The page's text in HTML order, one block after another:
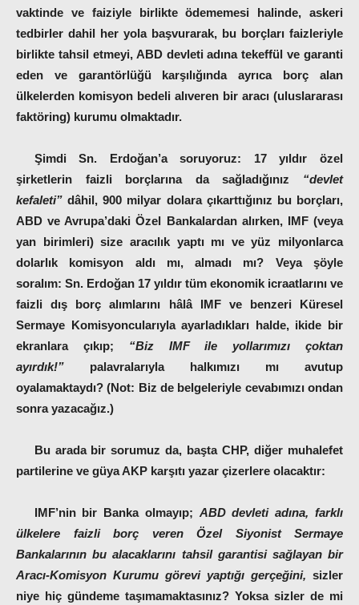
vaktinde ve faiziyle birlikte ödememesi halinde, askeri
tedbirler dahil her yola başvurarak, bu borçları faizleriyle
birlikte tahsil etmeyi, ABD devleti adına tekeffül ve garanti
eden ve garantörlüğü karşılığında ayrıca borç alan
ülkelerden komisyon bedeli alıveren bir aracı (uluslararası
faktöring) kurumu olmaktadır.
Şimdi Sn. Erdoğan’a soruyoruz: 17 yıldır özel
şirketlerin faizli borçlarına da sağladığınız “devlet
kefaleti” dâhil, 900 milyar dolara çıkarttığınız bu borçları,
ABD ve Avrupa’daki Özel Bankalardan alırken, IMF (veya
yan birimleri) size aracılık yaptı mı ve yüz milyonlarca
dolarlık komisyon aldı mı, almadı mı? Veya şöyle
soralım: Sn. Erdoğan 17 yıldır tüm ekonomik icraatlarını ve
faizli dış borç alımlarını hâlâ IMF ve benzeri Küresel
Sermaye Komisyoncularıyla ayarladıkları halde, ikide bir
ekranlara çıkıp; “Biz IMF ile yollarımızı çoktan
ayırdık!” palavralarıyla halkımızı mı avutup
oyalamaktaydı? (Not: Biz de belgeleriyle cevabımızı ondan
sonra yazacağız.)
Bu arada bir sorumuz da, başta CHP, diğer muhalefet
partilerine ve güya AKP karşıtı yazar çizerlere olacaktır:
IMF’nin bir Banka olmayıp; ABD devleti adına, farklı
ülkelere faizli borç veren Özel Siyonist Sermaye
Bankalarının bu alacaklarını tahsil garantisi sağlayan bir
Aracı-Komisyon Kurumu görevi yaptığı gerçeğini, sizler
niye hiç gündeme taşımamaktasınız? Yoksa sizler de mi